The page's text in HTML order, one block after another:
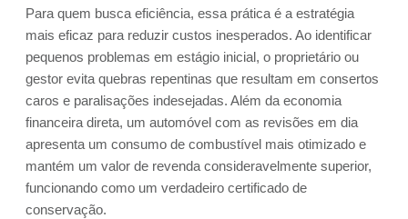
Para quem busca eficiência, essa prática é a estratégia
mais eficaz para reduzir custos inesperados. Ao identificar
pequenos problemas em estágio inicial, o proprietário ou
gestor evita quebras repentinas que resultam em consertos
caros e paralisações indesejadas. Além da economia
financeira direta, um automóvel com as revisões em dia
apresenta um consumo de combustível mais otimizado e
mantém um valor de revenda consideravelmente superior,
funcionando como um verdadeiro certificado de
conservação.